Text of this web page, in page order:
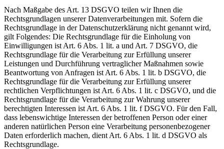
Nach Maßgabe des Art. 13 DSGVO teilen wir Ihnen die
Rechtsgrundlagen unserer Datenverarbeitungen mit. Sofern die
Rechtsgrundlage in der Datenschutzerklärung nicht genannt wird,
gilt Folgendes: Die Rechtsgrundlage für die Einholung von
Einwilligungen ist Art. 6 Abs. 1 lit. a und Art. 7 DSGVO, die
Rechtsgrundlage für die Verarbeitung zur Erfüllung unserer
Leistungen und Durchführung vertraglicher Maßnahmen sowie
Beantwortung von Anfragen ist Art. 6 Abs. 1 lit. b DSGVO, die
Rechtsgrundlage für die Verarbeitung zur Erfüllung unserer
rechtlichen Verpflichtungen ist Art. 6 Abs. 1 lit. c DSGVO, und die
Rechtsgrundlage für die Verarbeitung zur Wahrung unserer
berechtigten Interessen ist Art. 6 Abs. 1 lit. f DSGVO. Für den Fall,
dass lebenswichtige Interessen der betroffenen Person oder einer
anderen natürlichen Person eine Verarbeitung personenbezogener
Daten erforderlich machen, dient Art. 6 Abs. 1 lit. d DSGVO als
Rechtsgrundlage.